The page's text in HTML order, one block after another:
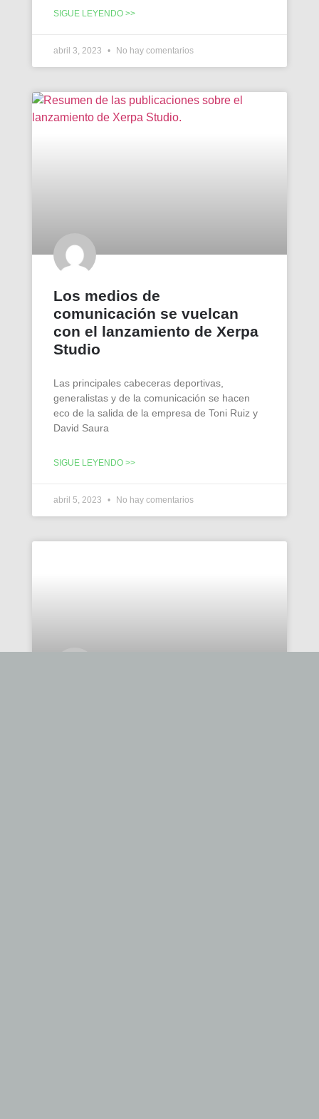
SIGUE LEYENDO >>
abril 3, 2023 No hay comentarios
Los medios de
comunicación se vuelcan
con el lanzamiento de Xerpa
Studio
Las principales cabeceras deportivas,
generalistas y de la comunicación se hacen
eco de la salida de la empresa de Toni Ruiz y
David Saura
SIGUE LEYENDO >>
abril 5, 2023 No hay comentarios